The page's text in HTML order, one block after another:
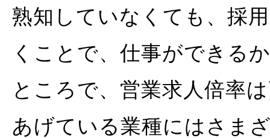
熟知していなくても、採
くことで、仕事ができる
ところで、営業求人倍率
あげている業種にはさま